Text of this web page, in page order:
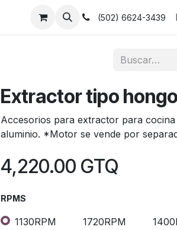
Empleos (502) 6624-3439
Extractor tipo
Accesorios para extractor para
aluminio. *Motor se vende por
4,220.00 GTQ
RPMS
1130RPM 1720RPM